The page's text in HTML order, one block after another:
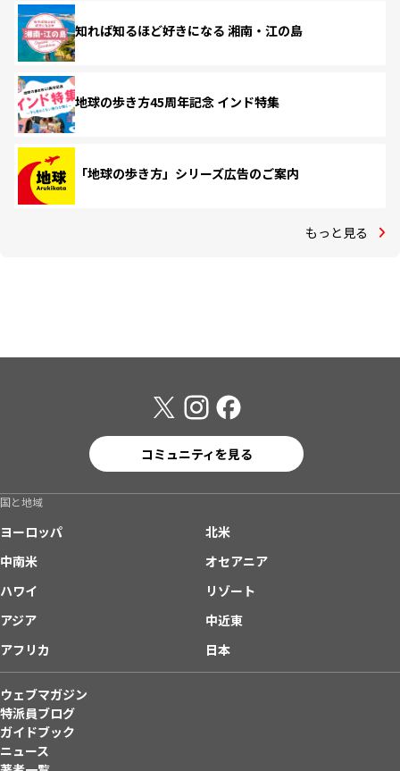
知れば知るほど好きになる 湘南・江の島
地球の歩き方45周年記念 インド特集
「地球の歩き方」シリーズ広告のご案内
もっと見る
コミュニティを見る
国と地域
ヨーロッパ
北米
中南米
オセアニア
ハワイ
リゾート
アジア
中近東
アフリカ
日本
ウェブマガジン
特派員ブログ
ガイドブック
ニュース